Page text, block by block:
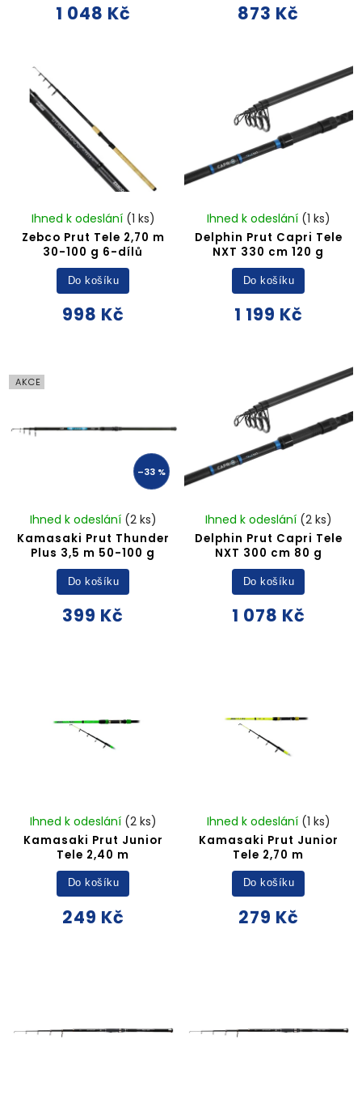
1 048 Kč 873 Kč
Zebco Prut Tele 2,70 m
30-100 g 6-dílů
Ihned k odeslání (1 ks)
998 Kč
Do košíku
Delphin Prut Capri Tele
NXT 330 cm 120 g
Ihned k odeslání (1 ks)
1 199 Kč
Do košíku
AKCE
–33 %
Kamasaki Prut Thunder
Plus 3,5 m 50-100 g
Ihned k odeslání (2 ks)
399 Kč
Do košíku
Delphin Prut Capri Tele
NXT 300 cm 80 g
Ihned k odeslání (2 ks)
1 078 Kč
Do košíku
Kamasaki Prut Junior
Tele 2,40 m
Ihned k odeslání (2 ks)
249 Kč
Do košíku
Kamasaki Prut Junior
Tele 2,70 m
Ihned k odeslání (1 ks)
279 Kč
Do košíku